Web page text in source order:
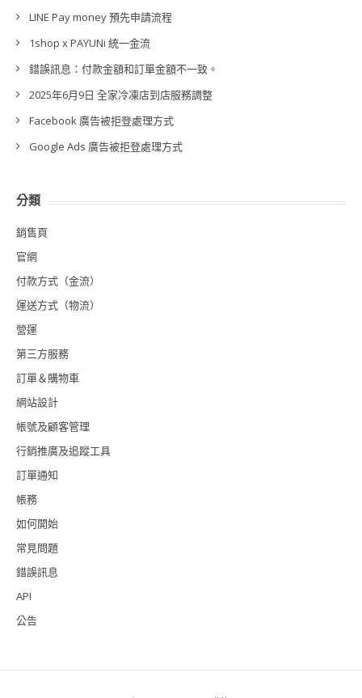
LINE Pay money 預先申請流程
1shop x PAYUNi 統一金流
錯誤訊息：付款金額和訂單金額不一致。
2025年6月9日 全家冷凍店到店服務調整
Facebook 廣告被拒登處理方式
Google Ads 廣告被拒登處理方式
分類
銷售頁
官網
付款方式（金流）
運送方式（物流）
營運
第三方服務
訂單＆購物車
網站設計
帳號及顧客管理
行銷推廣及追蹤工具
訂單通知
帳務
如何開始
常見問題
錯誤訊息
API
公告